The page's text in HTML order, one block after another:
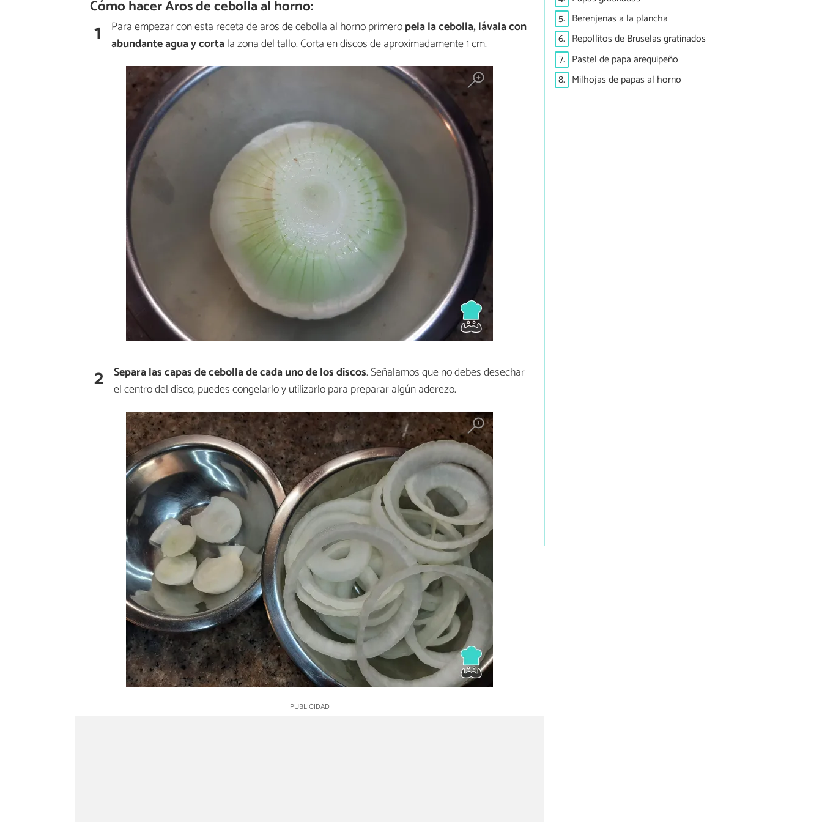
Cómo hacer Aros de cebolla al horno:
1 Para empezar con esta receta de aros de cebolla al horno primeropela la cebolla, lávala con
abundante agua y cortala zona del tallo. Corta en discos de aproximadamente 1 cm.
2 Separa las capas de cebolla de cada uno de los discos. Señalamos que no debes desechar
el centro del disco, puedes congelarlo y utilizarlo para preparar algún aderezo.
5. Berenjenas a la plancha
6. Repollitos de Bruselas gratinados
7. Pastel de papa arequipeño
8. Milhojas de papas al horno